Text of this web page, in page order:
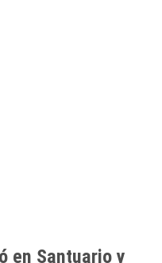
en Santuario y